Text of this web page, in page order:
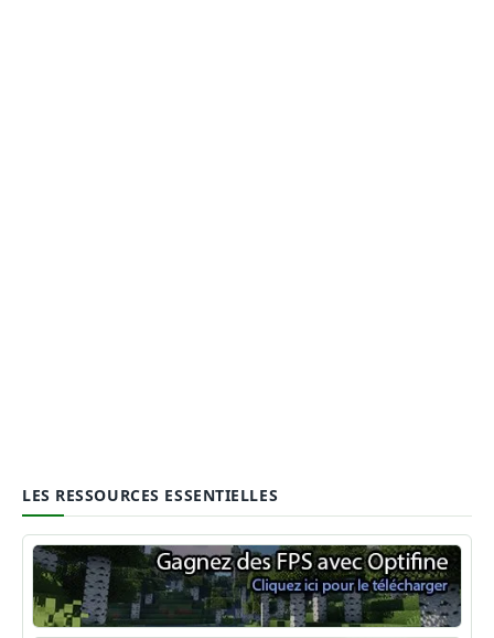
LES RESSOURCES ESSENTIELLES
Optifine